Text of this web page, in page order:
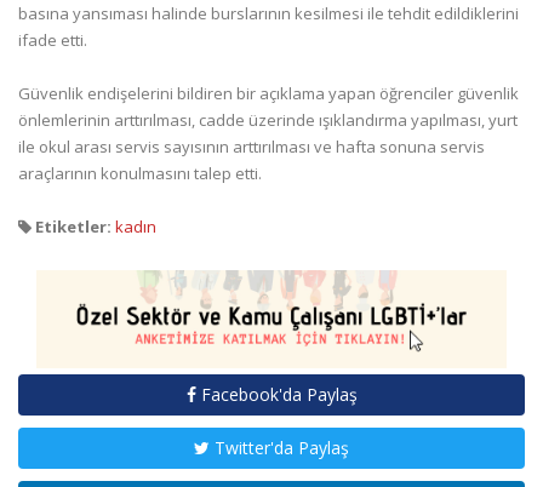
basına yansıması halinde burslarının kesilmesi ile tehdit edildiklerini
ifade etti.
Güvenlik endişelerini bildiren bir açıklama yapan öğrenciler güvenlik
önlemlerinin arttırılması, cadde üzerinde ışıklandırma yapılması, yurt
ile okul arası servis sayısının arttırılması ve hafta sonuna servis
araçlarının konulmasını talep etti.
Etiketler: kadın
Facebook'da Paylaş
Twitter'da Paylaş